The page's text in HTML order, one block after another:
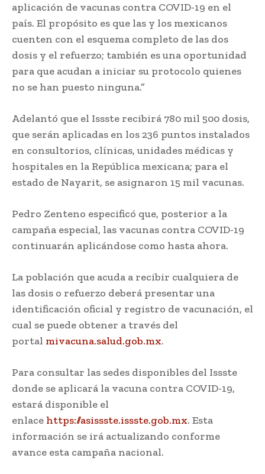
aplicación de vacunas contra COVID-19 en el
país. El propósito es que las y los mexicanos
cuenten con el esquema completo de las dos
dosis y el refuerzo; también es una oportunidad
para que acudan a iniciar su protocolo quienes
no se han puesto ninguna.”
Adelantó que el Issste recibirá 780 mil 500 dosis,
que serán aplicadas en los 236 puntos instalados
en consultorios, clínicas, unidades médicas y
hospitales en la República mexicana; para el
estado de Nayarit, se asignaron 15 mil vacunas.
Pedro Zenteno especificó que, posterior a la
campaña especial, las vacunas contra COVID-19
continuarán aplicándose como hasta ahora.
La población que acuda a recibir cualquiera de
las dosis o refuerzo deberá presentar una
identificación oficial y registro de vacunación, el
cual se puede obtener a través del
portal mivacuna.salud.gob.mx.
Para consultar las sedes disponibles del Issste
donde se aplicará la vacuna contra COVID-19,
estará disponible el
enlace https://asissste.issste.gob.mx. Esta
información se irá actualizando conforme
avance esta campaña nacional.